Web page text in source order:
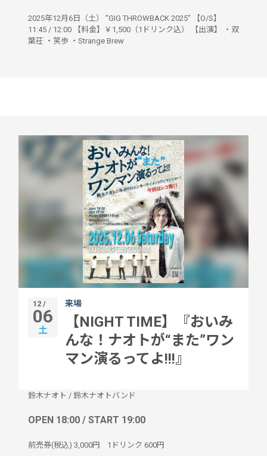
2025年12⽉6⽇（⼟） "GIG THROWBACK 2025" 【O/S】
11:45 / 12:00 【料⾦】￥1,500（1ドリンク込） 【出演】 ・双
葉茌 ・笑歩 ・Strange Brew
12 /
06
土
来場
【NIGHT TIME】『おいみ
んな！ナオトが“また”ワン
マン演るってよ!!!』
鈴木ナオト / 鈴木ナオトバンド
OPEN 18:00 / START 19:00
前売券(税込) 3,000円 1ドリンク 600円